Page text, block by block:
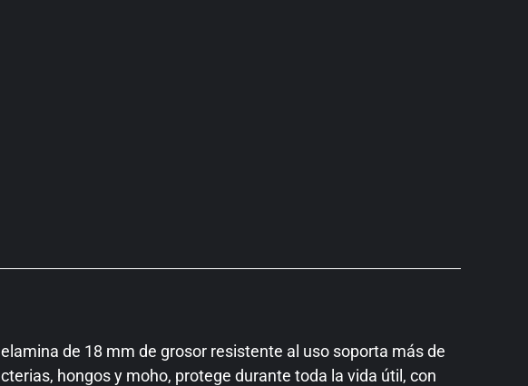
de 18 mm de grosor resistente al uso soporta más de
hongos y moho, protege durante toda la vida útil, con